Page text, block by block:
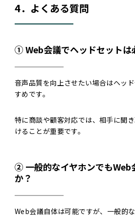
4．よくある質問
① Web会議でヘッドセットは
音声品質を向上させたい場合はヘッ
すめです。
特に商談や顧客対応では、相手に聞
けることが重要です。
② 一般的なイヤホンでもWeb
か？
Web会議自体は可能ですが、一般的